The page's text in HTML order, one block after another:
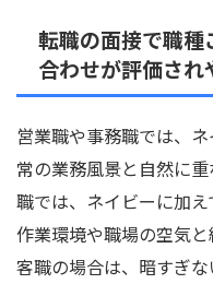
転職の面接で職種
合わせが評価され
営業職や事務職では、
常の業務風景と自然に
職では、ネイビーに加え
作業環境や職場の空気
客職の場合は、暗すぎ